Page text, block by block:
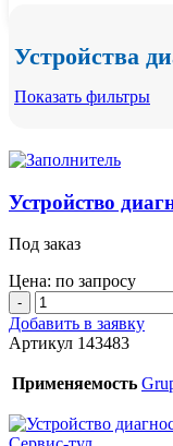
Устройства
Показать фильтры
Устройство
Под заказ
Цена: по запросу
Количество
товара
Устройство
диагностическое
лифта.
тул.
Добавить в заявку
Артикул 143483
Применяемость